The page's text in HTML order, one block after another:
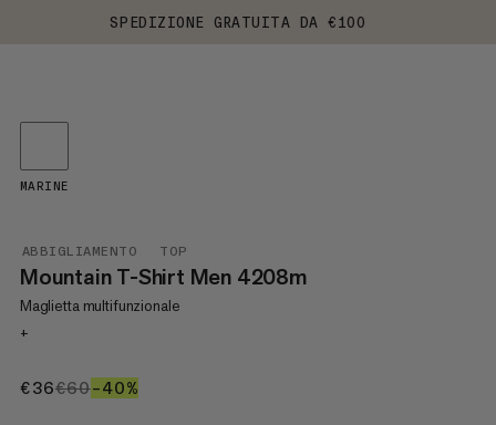
SPEDIZIONE GRATUITA DA €100
ABBIGLIAMENTO TOP
Mountain T-Shirt Men 4208m
Maglietta multifunzionale
+
€36€36
€60€60
–40%
MARINE